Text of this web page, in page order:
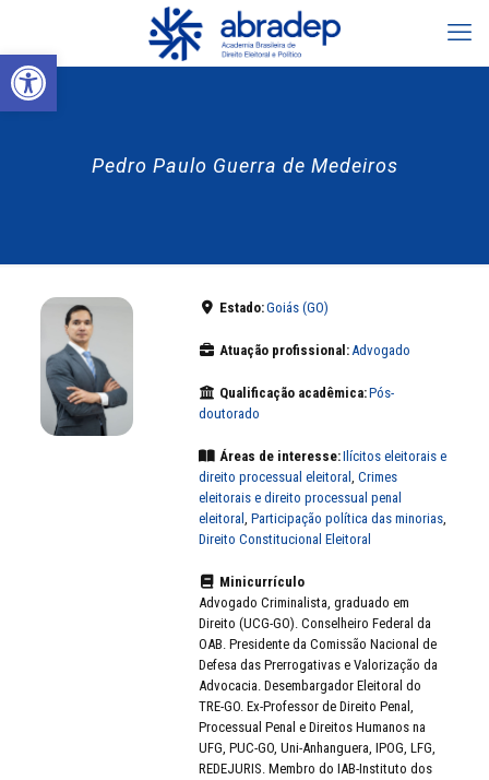
Abrir a barra de ferramentas
Pedro Paulo Guerra de Medeiros
Estado:Goiás (GO)
Atuação profissional:Advogado
Qualificação acadêmica:Pós-
doutorado
Áreas de interesse:Ilícitos eleitorais e
direito processual eleitoral , Crimes
eleitorais e direito processual penal
eleitoral , Participação política das minorias,
Direito Constitucional Eleitoral
Minicurrículo
Advogado Criminalista, graduado em
Direito (UCG-GO). Conselheiro Federal da
OAB. Presidente da Comissão Nacional de
Defesa das Prerrogativas e Valorização da
Advocacia. Desembargador Eleitoral do
TRE-GO. Ex-Professor de Direito Penal,
Processual Penal e Direitos Humanos na
UFG, PUC-GO, Uni-Anhanguera, IPOG, LFG,
REDEJURIS. Membro do IAB-Instituto dos